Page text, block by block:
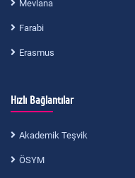
Mevlana
Farabi
Erasmus
Hızlı Bağlantılar
Akademik Teşvik
ÖSYM